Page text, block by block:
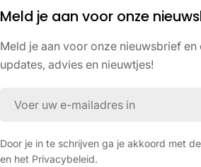
Meld je aan voor onze
Meld je aan voor onze nieuwsbrief
updates, advies en nieuwtjes!
Door je in te schrijven ga je akkoord met
en het Privacybeleid.